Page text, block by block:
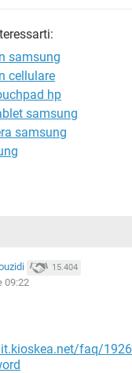
samsung
cellulare
hp
samsung
samsung
15.404
09:22
faq/